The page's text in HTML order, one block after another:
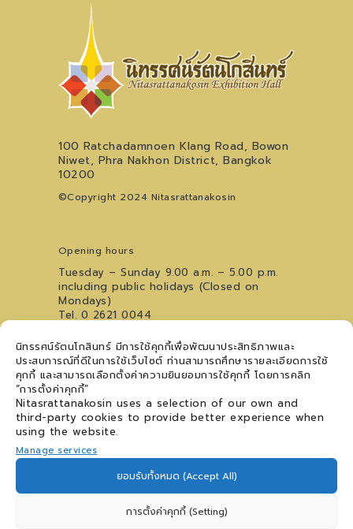
นิทรรศน์รัตนโกสินทร์ มีการใช้คุกกี้เพื่อพัฒนาประสิทธิภาพและ
ประสบการณ์ที่ดีในการใช้เว็บไซต์ ท่านสามารถศึกษารายละเอียดการใช้
คุกกี้ และสามารถเลือกตั้งค่าความยินยอมการใช้คุกกี้ โดยการคลิก
“การตั้งค่าคุกกี้”
Nitasrattanakosin uses a selection of our own and
third-party cookies to provide better experience when
using the website.
Manage services
ยอมรับทั้งหมด (Accept All)
การตั้งค่าคุกกี้ (Setting)
100 Ratchadamnoen Klang Road, Bowon
Niwet, Phra Nakhon District, Bangkok
10200
©Copyright 2024 Nitasrattanakosin
Opening hours
Tuesday – Sunday 9.00 a.m. – 5.00 p.m.
including public holidays (Closed on
Mondays)
Tel. 0 2621 0044
For inquiries regarding the Youth Art
Performance Stage, please contact09
5476 5868
Follow us
Personal Data Protection Policy